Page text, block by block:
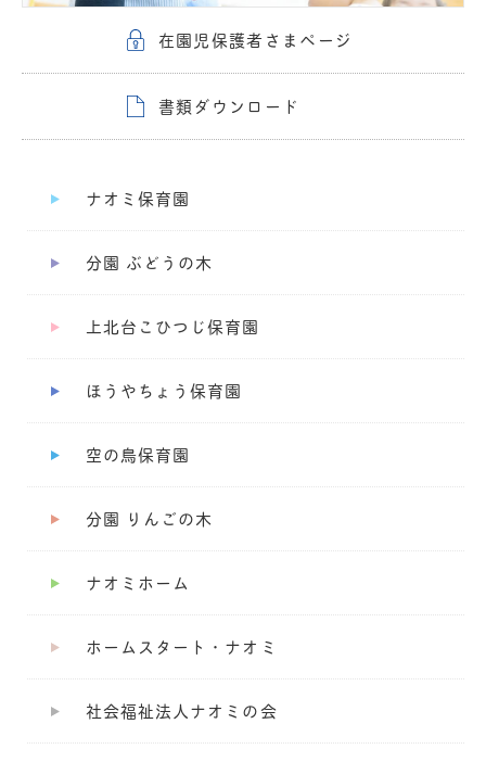
在園児保護者さまページ
書類ダウンロード
ナオミ保育園
分園 ぶどうの木
上北台こひつじ保育園
ほうやちょう保育園
空の鳥保育園
分園 りんごの木
ナオミホーム
ホームスタート・ナオミ
社会福祉法人ナオミの会